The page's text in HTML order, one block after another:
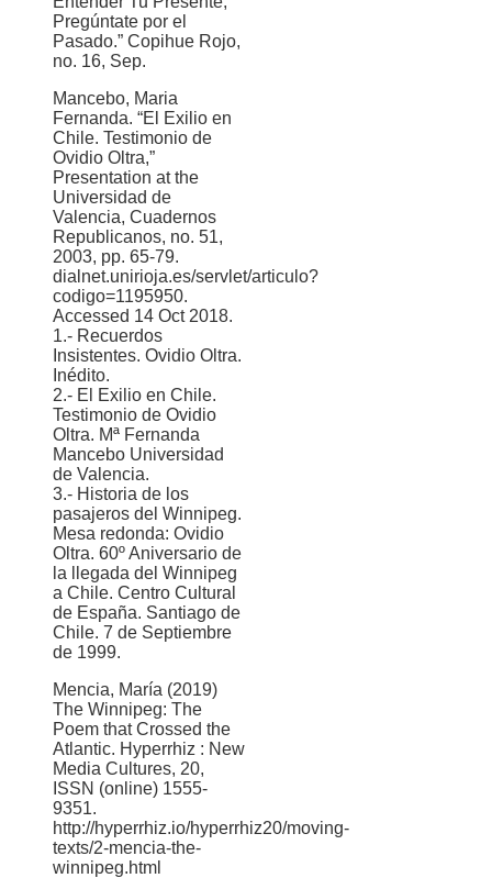
Pregúntate por el
Pasado.” Copihue Rojo,
no. 16, Sep.
Mancebo, Maria
Fernanda. “El Exilio en
Chile. Testimonio de
Ovidio Oltra,”
Presentation at the
Universidad de
Valencia, Cuadernos
Republicanos, no. 51,
2003, pp. 65-79.
dialnet.unirioja.es/servlet/articulo?
codigo=1195950.
Accessed 14 Oct 2018.
1.- Recuerdos
Insistentes. Ovidio Oltra.
Inédito.
2.- El Exilio en Chile.
Testimonio de Ovidio
Oltra. Mª Fernanda
Mancebo Universidad
de Valencia.
3.- Historia de los
pasajeros del Winnipeg.
Mesa redonda: Ovidio
Oltra. 60º Aniversario de
la llegada del Winnipeg
a Chile. Centro Cultural
de España. Santiago de
Chile. 7 de Septiembre
de 1999.
Mencia, María (2019)
The Winnipeg: The
Poem that Crossed the
Atlantic. Hyperrhiz : New
Media Cultures, 20,
ISSN (online) 1555-
9351.
http://hyperrhiz.io/hyperrhiz20/moving-
texts/2-mencia-the-
winnipeg.html